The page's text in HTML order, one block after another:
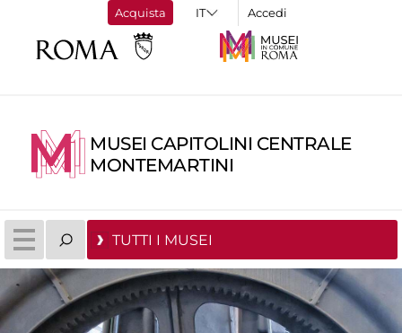
Acquista Accedi
MUSEI CAPITOLINI CENTRALE
MONTEMARTINI
TUTTI I MUSEI